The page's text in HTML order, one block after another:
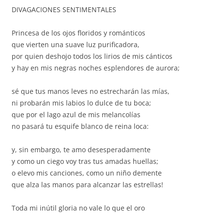
DIVAGACIONES SENTIMENTALES
Princesa de los ojos floridos y románticos
que vierten una suave luz purificadora,
por quien deshojo todos los lirios de mis cánticos
y hay en mis negras noches esplendores de aurora;
sé que tus manos leves no estrecharán las mías,
ni probarán mis labios lo dulce de tu boca;
que por el lago azul de mis melancolías
no pasará tu esquife blanco de reina loca:
y, sin embargo, te amo desesperadamente
y como un ciego voy tras tus amadas huellas;
o elevo mis canciones, como un niño demente
que alza las manos para alcanzar las estrellas!
Toda mi inútil gloria no vale lo que el oro